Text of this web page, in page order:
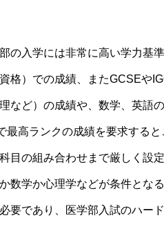
の入学には非常に高い学力基
格）での成績、またGCSEや
など）の成績や、数学、英語
最高ランクの成績を要求する
目の組み合わせまで厳しく設
数学か心理学などが条件とな
要であり、医学部入試のハー